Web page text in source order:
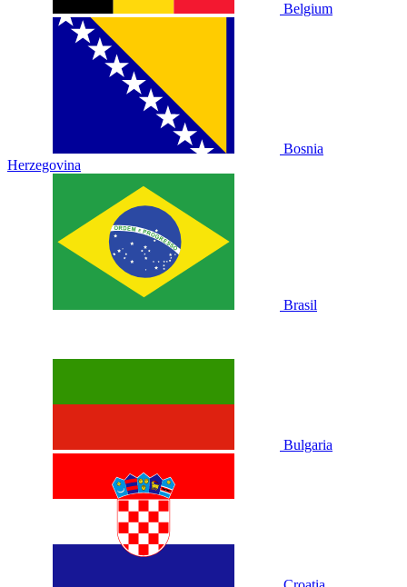
Belgium
Bosnia
Herzegovina
Brasil
Bulgaria